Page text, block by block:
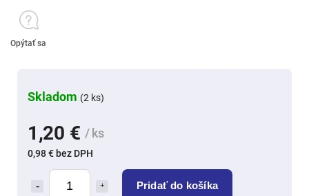
1,20 € / ks
0,98 € bez DPH
Pridať do košíka
Skladom (2 ks)
Opýtať sa